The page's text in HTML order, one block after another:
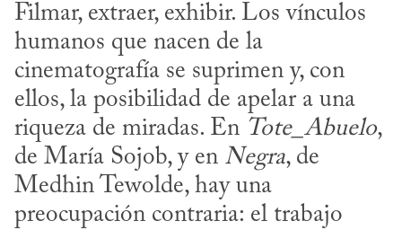
Filmar, extraer, exhibir. Los vínculos
humanos que nacen de la
cinematografía se suprimen y, con
ellos, la posibilidad de apelar a una
riqueza de miradas. En Tote_Abuelo,
de María Sojob, y en Negra, de
Medhin Tewolde, hay una
preocupación contraria: el trabajo